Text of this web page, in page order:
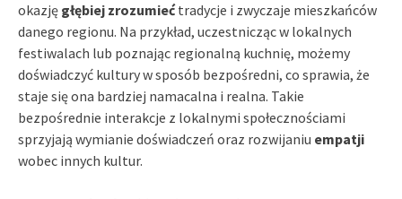
okazję głębiej zrozumiećtradycje i zwyczaje mieszkańców
danego regionu. Na przykład, uczestnicząc w lokalnych
festiwalach lub poznając regionalną kuchnię, możemy
doświadczyć kultury w sposób bezpośredni, co sprawia, że
staje się ona bardziej namacalna i realna. Takie
bezpośrednie interakcje z lokalnymi społecznościami
sprzyjają wymianie doświadczeń oraz rozwijaniu empatji
wobec innych kultur.